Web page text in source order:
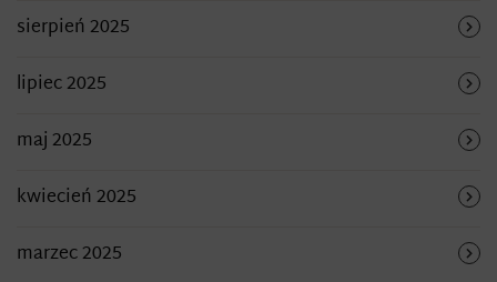
sierpień 2025
lipiec 2025
maj 2025
kwiecień 2025
marzec 2025